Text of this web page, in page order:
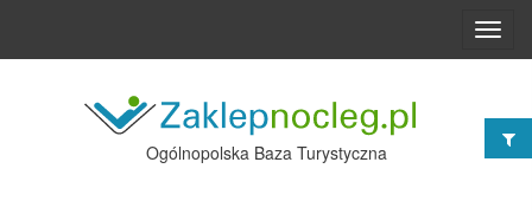
Ogólnopolska Baza Turystyczna